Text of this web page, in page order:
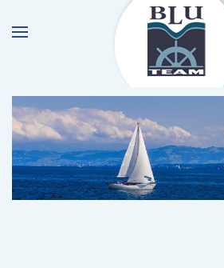
Skip to main content